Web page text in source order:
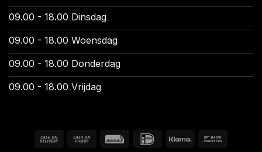
09.00 - 18.00 Dinsdag
09.00 - 18.00 Woensdag
09.00 - 18.00 Donderdag
09.00 - 18.00 Vrijdag